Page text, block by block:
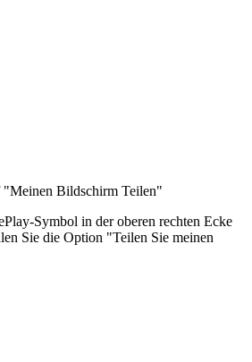
"Meinen Bildschirm Teilen"
Symbol in der oberen rechten Ecke
Sie die Option "Teilen Sie meinen